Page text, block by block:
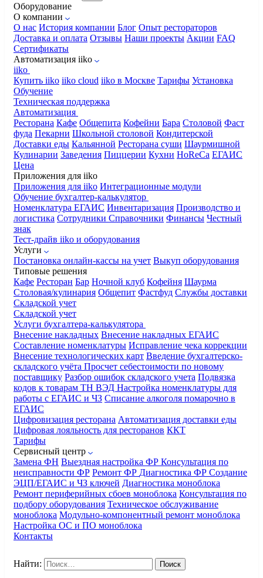
Оборудование
О компании
О нас История компании Блог Опыт рестораторов
Доставка и оплата Отзывы Наши проекты Акции FAQ
Сертификаты
Автоматизация iiko
iiko
Купить iiko iiko cloud iiko в Москве Тарифы Установка
Обучение
Техническая поддержка
Автоматизация
Ресторана Кафе Общепита Кофейни Бара Столовой Фаст
фуда Пекарни Школьной столовой Кондитерской
Доставки еды Кальянной Ресторана суши Шаурмишной
Кулинарии Заведения Пиццерии Кухни HoReCa ЕГАИС
Цена
Приложения для iiko
Приложения для iiko Интеграционные модули
Обучение бухгалтер-калькулятор
Номенклатура ЕГАИС Инвентаризация Производство и
логистика Сотрудники Справочники Финансы Честный
знак
Тест-драйв iiko и оборудования
Услуги
Постановка онлайн-кассы на учет Выкуп оборудования
Типовые решения
Кафе Ресторан Бар Ночной клуб Кофейня Шаурма
Столовая/кулинария Общепит Фастфуд Службы доставки
Складской учет
Складской учет
Услуги бухгалтера-калькулятора
Внесение накладных Внесение накладных ЕГАИС
Составление номенклатуры Исправление чека коррекции
Внесение технологических карт Введение бухгалтерско-
складского учёта Просчет себестоимости по новому
поставщику Разбор ошибок складского учета Подвязка
кодов к товарам ТН ВЭД Настройка номенклатуры для
работы с ЕГАИС и ЧЗ Списание алкоголя помарочно в
ЕГАИС
Цифровизация ресторана Автоматизация доставки еды
Цифровая лояльность для ресторанов ККТ
Тарифы
Сервисный центр
Замена ФН Выездная настройка ФР Консультация по
неисправности ФР Ремонт ФР Диагностика ФР Создание
ЭЦП/ЕГАИС и ЧЗ ключей Диагностика моноблока
Ремонт периферийных сбоев моноблока Консультация по
подбору оборудования Техническое обслуживание
моноблока Модульно-компонентный ремонт моноблока
Настройка ОС и ПО моноблока
Контакты
Найти: